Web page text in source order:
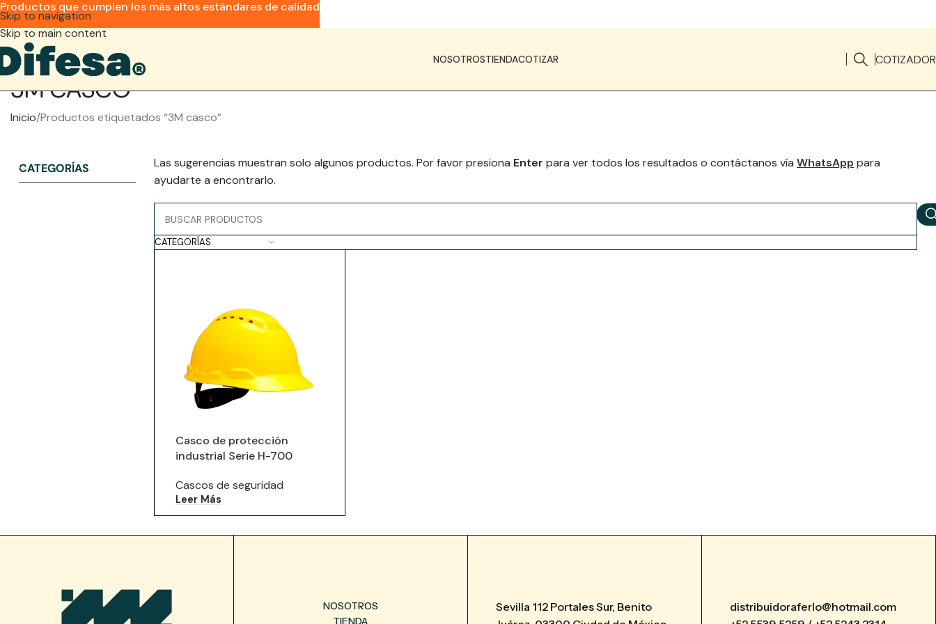
Skip to navigation
Skip to main content
NOSOTROSTIENDACOTIZAR COTIZADOR
3M CASCO
Inicio Productos etiquetados “3M casco”
CATEGORÍAS Las sugerencias muestran solo algunos productos. Por favor presiona Enter para ver todos los resultados o contáctanos vía WhatsApp para
ayudarte a encontrarlo.
CATEGORÍAS
Casco de protección
industrial Serie H-700
Cascos de seguridad
Leer Más
NOSOTROS
TIENDA
Sevilla 112 Portales Sur, Benito
distribuidoraferlo@hotmail.com
Productos que cumplen los más altos estándares de calidad